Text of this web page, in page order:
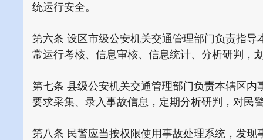
统运行安全。
第六条 设区市级公安机关交通管理部门负责指
常运行考核、信息审核、信息统计、分析研判，
第七条 县级公安机关交通管理部门负责本辖区
要求采集、录入事故信息，定期分析研判，对民
第八条 民警应当按权限使用事故处理系统，发